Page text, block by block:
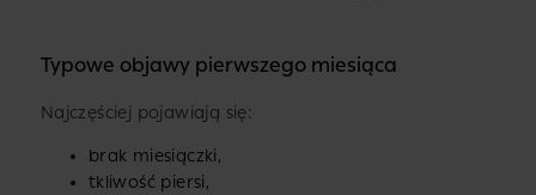
Typowe objawy pierwszego miesiąca
Najczęściej pojawiają się:
brak miesiączki,
tkliwość piersi,